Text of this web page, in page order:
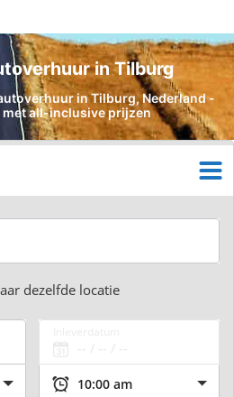
in Tilburg
in Tilburg, Nederland -
met all-inclusive prijzen
dezelfde locatie